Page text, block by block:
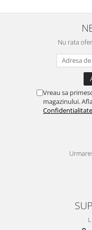
Nu rata
Vreau sa
magazinului.
Confidentialitate